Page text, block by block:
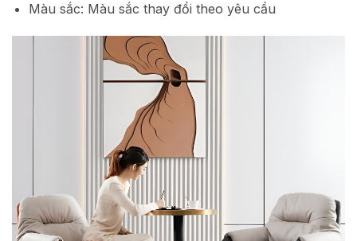
Màu sắc: Màu sắc thay đổi theo yêu cầu